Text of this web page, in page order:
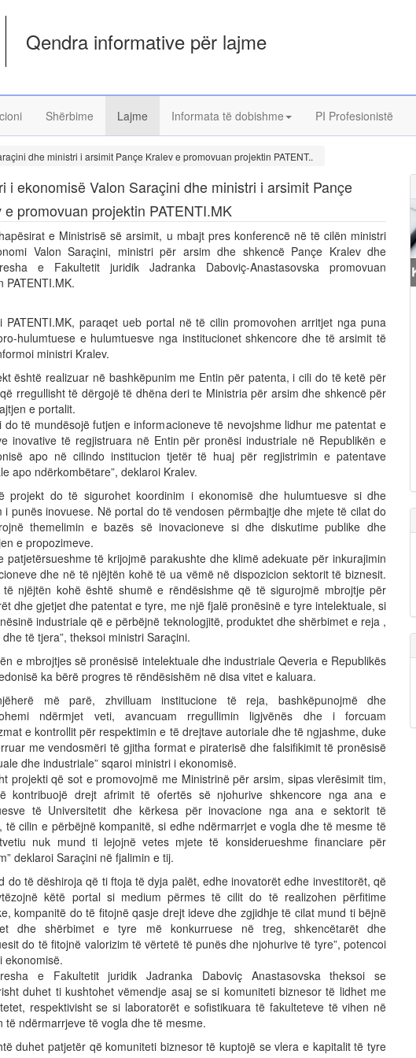
Qendra informative për lajme
Shërbime Lajme Informata të dobishme PI Profesionistë
dhe ministri i arsimit Pançe Kralev e promovuan projektin PATENT..
i ekonomisë Valon Saraçini dhe ministri i arsimit Pançe
e promovuan projektin PATENTI.MK
e Ministrisë së arsimit, u mbajt pres konferencë në të cilën ministri
Valon Saraçini, ministri për arsim dhe shkencë Pançe Kralev dhe
e Fakultetit juridik Jadranka Daboviç-Anastasovska promovuan
PATENTI.MK.
PATENTI.MK, paraqet ueb portal në të cilin promovohen arritjet nga puna
hulumtuese e hulumtuesve nga institucionet shkencore dhe të arsimit të
ministri Kralev.
është realizuar në bashkëpunim me Entin për patenta, i cili do të ketë për
rregullisht të dërgojë të dhëna deri te Ministria për arsim dhe shkencë për
e portalit.
do të mundësojë futjen e informacioneve të nevojshme lidhur me patentat e
inovative të regjistruara në Entin për pronësi industriale në Republikën e
apo në cilindo institucion tjetër të huaj për regjistrimin e patentave
apo ndërkombëtare”, deklaroi Kralev.
projekt do të sigurohet koordinim i ekonomisë dhe hulumtuesve si dhe
i punës inovuese. Në portal do të vendosen përmbajtje dhe mjete të cilat do
themelimin e bazës së inovacioneve si dhe diskutime publike dhe
e propozimeve.
patjetërsueshme të krijojmë parakushte dhe klimë adekuate për inkurajimin
dhe në të njëjtën kohë të ua vëmë në dispozicion sektorit të biznesit.
të njëjtën kohë është shumë e rëndësishme që të sigurojmë mbrojtje për
dhe gjetjet dhe patentat e tyre, me një fjalë pronësinë e tyre intelektuale, si
industriale që e përbëjnë teknologjitë, produktet dhe shërbimet e reja ,
të tjera”, theksoi ministri Saraçini.
e mbrojtjes së pronësisë intelektuale dhe industriale Qeveria e Republikës
ka bërë progres të rëndësishëm në disa vitet e kaluara.
më parë, zhvilluam institucione të reja, bashkëpunojmë dhe
ndërmjet veti, avancuam rregullimin ligjvënës dhe i forcuam
e kontrollit për respektimin e të drejtave autoriale dhe të ngjashme, duke
me vendosmëri të gjitha format e piraterisë dhe falsifikimit të pronësisë
dhe industriale” sqaroi ministri i ekonomisë.
projekti që sot e promovojmë me Ministrinë për arsim, sipas vlerësimit tim,
kontribuojë drejt afrimit të ofertës së njohurive shkencore nga ana e
të Universitetit dhe kërkesa për inovacione nga ana e sektorit të
të cilin e përbëjnë kompanitë, si edhe ndërmarrjet e vogla dhe të mesme të
nuk mund ti lejojnë vetes mjete të konsiderueshme financiare për
deklaroi Saraçini në fjalimin e tij.
do të dëshiroja që ti ftoja të dyja palët, edhe inovatorët edhe investitorët, që
këtë portal si medium përmes të cilit do të realizohen përfitime
kompanitë do të fitojnë qasje drejt ideve dhe zgjidhje të cilat mund ti bëjnë
dhe shërbimet e tyre më konkurruese në treg, shkencëtarët dhe
do të fitojnë valorizim të vërtetë të punës dhe njohurive të tyre”, potencoi
ekonomisë.
e Fakultetit juridik Jadranka Daboviç Anastasovska theksoi se
duhet ti kushtohet vëmendje asaj se si komuniteti biznesor të lidhet me
respektivisht se si laboratorët e sofistikuara të fakulteteve të vihen në
të ndërmarrjeve të vogla dhe të mesme.
duhet patjetër që komuniteti biznesor të kuptojë se vlera e kapitalit të tyre